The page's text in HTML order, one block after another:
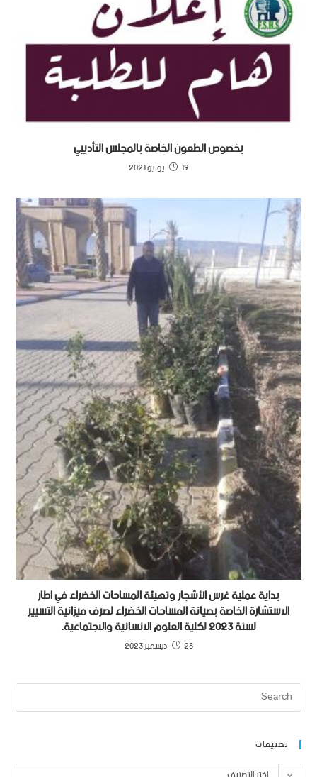
بخصوص الطعون الخاصة بالمجلس التأديبي
19 يوليو 2021
بداية عملية غرس الأشجار وتهيئة المساحات الخضراء في اطار
الاستشارة الخاصة بصيانة المساحات الخضراء لصرف ميزانية التسيير
لسنة 2023 لكلية العلوم الانسانية والاجتماعية.
28 ديسمبر 2023
تصنيفات